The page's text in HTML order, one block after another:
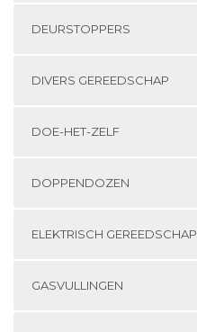
DEURSTOPPERS
DIVERS GEREEDSCHAP
DOE-HET-ZELF
DOPPENDOZEN
ELEKTRISCH GEREEDSCHAP
GASVULLINGEN